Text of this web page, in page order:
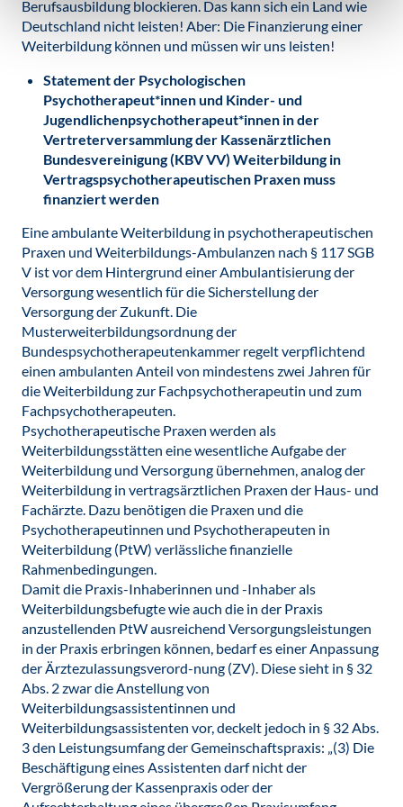
Berufsausbildung blockieren. Das kann sich ein Land wie
Deutschland nicht leisten! Aber: Die Finanzierung einer
Weiterbildung können und müssen wir uns leisten!
Statement der Psychologischen
Psychotherapeut*innen und Kinder- und
Jugendlichenpsychotherapeut*innen in der
Vertreterversammlung der Kassenärztlichen
Bundesvereinigung (KBV VV) Weiterbildung in
Vertragspsychotherapeutischen Praxen muss
finanziert werden
Eine ambulante Weiterbildung in psychotherapeutischen
Praxen und Weiterbildungs-Ambulanzen nach § 117 SGB
V ist vor dem Hintergrund einer Ambulantisierung der
Versorgung wesentlich für die Sicherstellung der
Versorgung der Zukunft. Die
Musterweiterbildungsordnung der
Bundespsychotherapeutenkammer regelt verpflichtend
einen ambulanten Anteil von mindestens zwei Jahren für
die Weiterbildung zur Fachpsychotherapeutin und zum
Fachpsychotherapeuten.
Psychotherapeutische Praxen werden als
Weiterbildungsstätten eine wesentliche Aufgabe der
Weiterbildung und Versorgung übernehmen, analog der
Weiterbildung in vertragsärztlichen Praxen der Haus- und
Fachärzte. Dazu benötigen die Praxen und die
Psychotherapeutinnen und Psychotherapeuten in
Weiterbildung (PtW) verlässliche finanzielle
Rahmenbedingungen.
Damit die Praxis-Inhaberinnen und -Inhaber als
Weiterbildungsbefugte wie auch die in der Praxis
anzustellenden PtW ausreichend Versorgungsleistungen
in der Praxis erbringen können, bedarf es einer Anpassung
der Ärztezulassungsverord-nung (ZV). Diese sieht in § 32
Abs. 2 zwar die Anstellung von
Weiterbildungsassistentinnen und
Weiterbildungsassistenten vor, deckelt jedoch in § 32 Abs.
3 den Leistungsumfang der Gemeinschaftspraxis: „(3) Die
Beschäftigung eines Assistenten darf nicht der
Vergrößerung der Kassenpraxis oder der